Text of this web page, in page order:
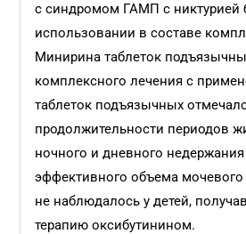
с синдромом ГАМП с
использовании в составе
Минирина таблеток
комплексного лечения с
таблеток подъязычных
продолжительности периодов
ночного и дневного
эффективного объема мочевого
не наблюдалось у детей,
терапию оксибутинином.